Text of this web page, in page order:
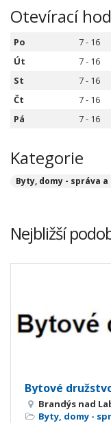
Otevírací
Po
7 - 16
Út
7 - 16
St
7 - 16
Čt
7 - 16
Pá
7 - 16
Kategorie
Byty, domy - správa a
Nejbližší
Bytové
Brandýs nad
Byty, domy -